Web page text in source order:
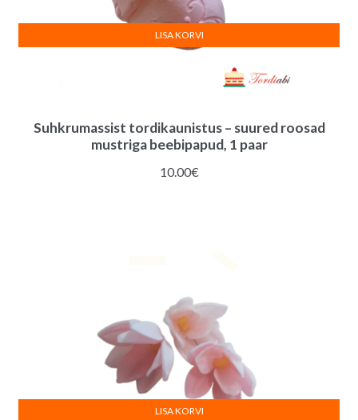
Suhkrumassist tordikaunistus – suured roosad
mustriga beebipapud, 1 paar
10.00€
LISA KORVI
LISA KORVI